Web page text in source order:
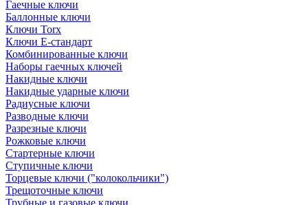
Гаечные ключи
Баллонные ключи
Ключи Torx
Ключи Е-стандарт
Комбинированные ключи
Наборы гаечных ключей
Накидные ключи
Накидные ударные ключи
Радиусные ключи
Разводные ключи
Разрезные ключи
Рожковые ключи
Стартерные ключи
Ступичные ключи
Торцевые ключи ("колокольчики")
Трещоточные ключи
Трубные и газовые ключи